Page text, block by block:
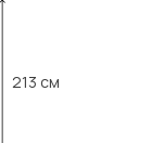
213 см